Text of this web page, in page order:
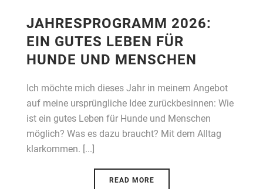
JAHRESPROGRAMM 2026:
EIN GUTES LEBEN FÜR
HUNDE UND MENSCHEN
Ich möchte mich dieses Jahr in meinem Angebot
auf meine ursprüngliche Idee zurückbesinnen: Wie
ist ein gutes Leben für Hunde und Menschen
möglich? Was es dazu braucht? Mit dem Alltag
klarkommen. [...]
READ MORE